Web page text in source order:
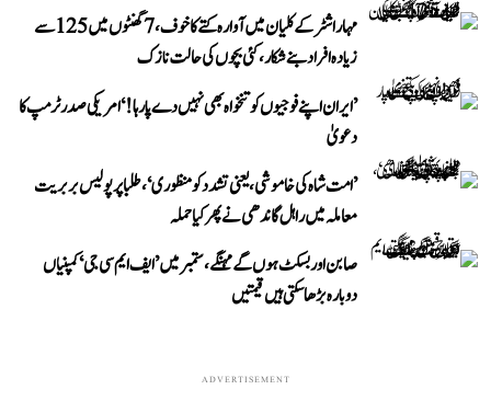
مہاراشٹر کے کلیان میں آوارہ کتے کا خوف، 7 گھنٹوں میں 125 سے
زیادہ افراد بنے شکار، کئی بچوں کی حالت نازک
’ایران اپنے فوجیوں کو تنخواہ بھی نہیں دے پا رہا!‘ امریکی صدر ٹرمپ کا
دعویٰ
’امت شاہ کی خاموشی، یعنی تشدد کو منظوری‘، طلبا پر پولیس بربریت
معاملہ میں راہل گاندھی نے پھر کیا حملہ
صابن اور بسکٹ ہوں گے مہنگے، ستمبر میں ’ایف ایم سی جی‘ کمپنیاں
دوبارہ بڑھا سکتی ہیں قیمتیں
ADVERTISEMENT